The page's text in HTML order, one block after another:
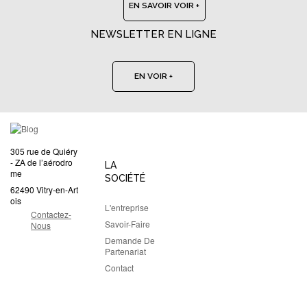
EN SAVOIR VOIR +
NEWSLETTER EN LIGNE
EN VOIR +
305 rue de Quiéry
- ZA de l’aérodro
me
62490 Vitry-en-Art
ois
Contactez-
Nous
LA
SOCIÉTÉ
L'entreprise
Savoir-Faire
Demande De
Partenariat
Contact